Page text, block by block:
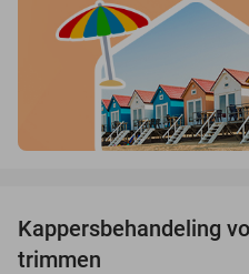
Kappersbehandeling
trimmen